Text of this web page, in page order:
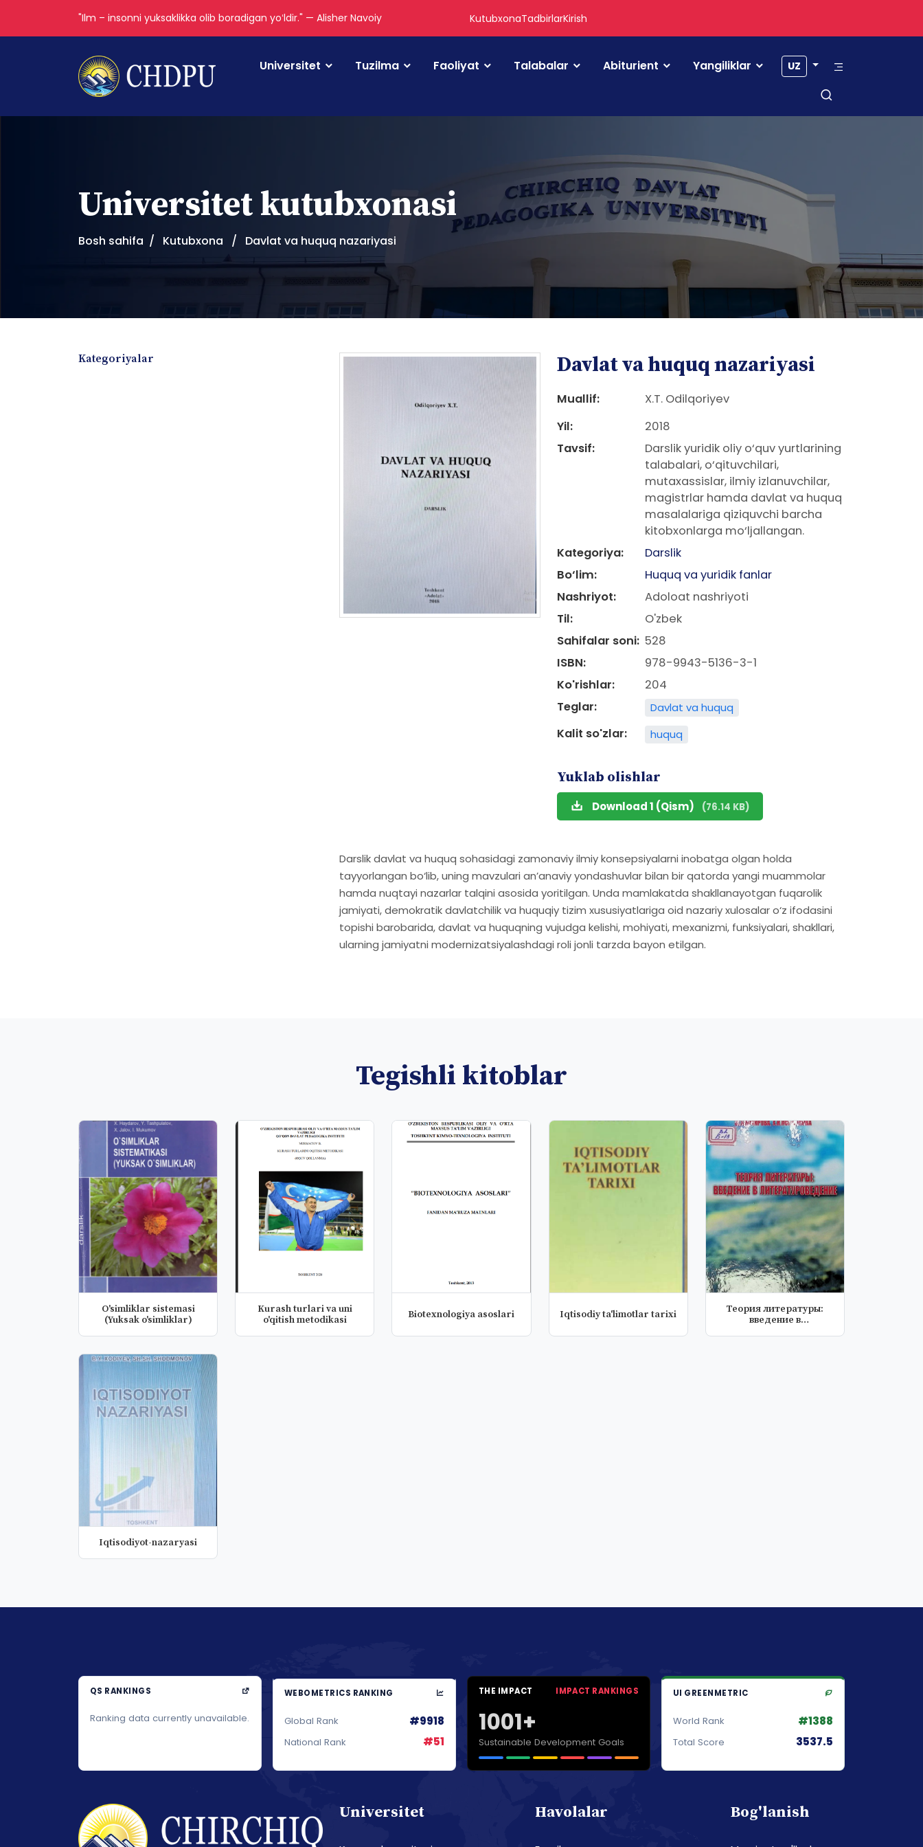
"Ilm – insonni yuksaklikka olib boradigan yoʻldir." — Alisher Navoiy KutubxonaTadbirlarKirish
Universitet Tuzilma Faoliyat Talabalar Abiturient Yangiliklar UZ
Universitet kutubxonasi
Bosh sahifa Kutubxona Davlat va huquq nazariyasi
Kategoriyalar Davlat va huquq nazariyasi
Muallif:
X.T. Odilqoriyev
Yil:
2018
Tavsif:
Darslik yuridik oliy o‘quv yurtlarining
talabalari, o‘qituvchilari,
mutaxassislar, ilmiy izlanuvchilar,
magistrlar hamda davlat va huquq
masalalariga qiziquvchi barcha
kitobxonlarga mo‘ljallangan.
Kategoriya:
Darslik
Bo‘lim:
Huquq va yuridik fanlar
Nashriyot:
Adoloat nashriyoti
Til:
O'zbek
Sahifalar soni: 528
ISBN:
978-9943-5136-3-1
Ko'rishlar:
204
Teglar:
Davlat va huquq
Kalit so'zlar: huquq
Yuklab olishlar
Download 1 (Qism) (76.14 KB)
Darslik davlat va huquq sohasidagi zamonaviy ilmiy konsepsiyalarni inobatga olgan holda
tayyorlangan bo‘lib, uning mavzulari an’anaviy yondashuvlar bilan bir qatorda yangi muammolar
hamda nuqtayi nazarlar talqini asosida yoritilgan. Unda mamlakatda shakllanayotgan fuqarolik
jamiyati, demokratik davlatchilik va huquqiy tizim xususiyatlariga oid nazariy xulosalar o‘z ifodasini
topishi barobarida, davlat va huquqning vujudga kelishi, mohiyati, mexanizmi, funksiyalari, shakllari,
ularning jamiyatni modernizatsiyalashdagi roli jonli tarzda bayon etilgan.
Tegishli kitoblar
O'simliklar sistemasi
(Yuksak o'simliklar)
Kurash turlari va uni
o'qitish metodikasi
Biotexnologiya asoslari Iqtisodiy ta'limotlar tarixi
Теория литературы:
введение в
Iqtisodiyot-nazaryasi
QS RANKINGS
Ranking data currently unavailable.
WEBOMETRICS RANKING
Global Rank #9918
National Rank #51
THE IMPACT IMPACT RANKINGS
1001+
Sustainable Development Goals
UI GREENMETRIC
World Rank #1388
Total Score 3537.5
Universitet Havolalar Bog'lanish